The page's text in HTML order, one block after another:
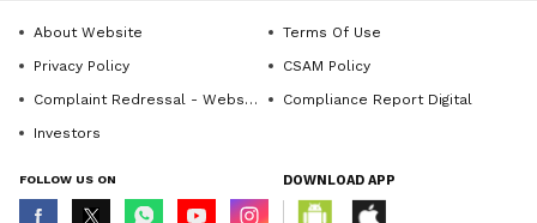
About Website
Terms Of Use
Privacy Policy
CSAM Policy
Complaint Redressal - Website
Compliance Report Digital
Investors
FOLLOW US ON DOWNLOAD APP